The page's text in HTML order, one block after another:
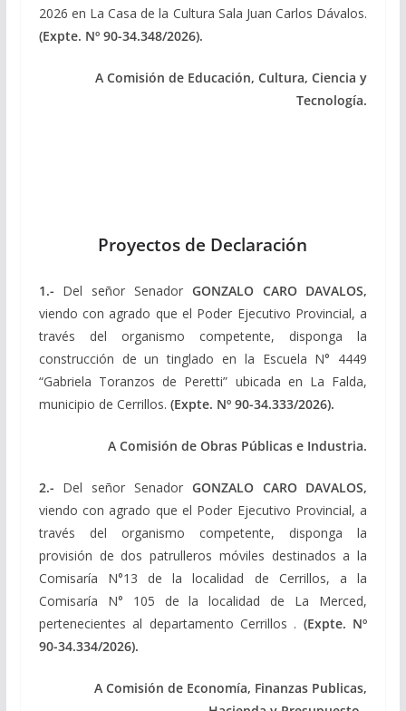
2026 en La Casa de la Cultura Sala Juan Carlos Dávalos.
(Expte. Nº 90-34.348/2026).
A Comisión de Educación, Cultura, Ciencia y
Tecnología.
Proyectos de Declaración
1.- Del señor Senador GONZALO CARO DAVALOS,
viendo con agrado que el Poder Ejecutivo Provincial, a
través del organismo competente, disponga la
construcción de un tinglado en la Escuela N° 4449
“Gabriela Toranzos de Peretti” ubicada en La Falda,
municipio de Cerrillos. (Expte. Nº 90-34.333/2026).
A Comisión de Obras Públicas e Industria.
2.- Del señor Senador GONZALO CARO DAVALOS,
viendo con agrado que el Poder Ejecutivo Provincial, a
través del organismo competente, disponga la
provisión de dos patrulleros móviles destinados a la
Comisaría N°13 de la localidad de Cerrillos, a la
Comisaría N° 105 de la localidad de La Merced,
pertenecientes al departamento Cerrillos . (Expte. Nº
90-34.334/2026).
A Comisión de Economía, Finanzas Publicas,